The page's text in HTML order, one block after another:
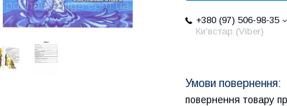
+380 (97) 506-98-35
Ки'встар (Viber)
повернення товару